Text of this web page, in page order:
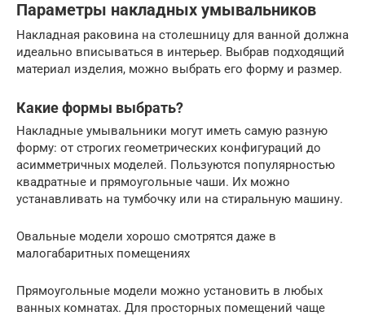
Параметры накладных умывальников
Накладная раковина на столешницу для ванной должна
идеально вписываться в интерьер. Выбрав подходящий
материал изделия, можно выбрать его форму и размер.
Какие формы выбрать?
Накладные умывальники могут иметь самую разную
форму: от строгих геометрических конфигураций до
асимметричных моделей. Пользуются популярностью
квадратные и прямоугольные чаши. Их можно
устанавливать на тумбочку или на стиральную машину.
Овальные модели хорошо смотрятся даже в
малогабаритных помещениях
Прямоугольные модели можно установить в любых
ванных комнатах. Для просторных помещений чаще